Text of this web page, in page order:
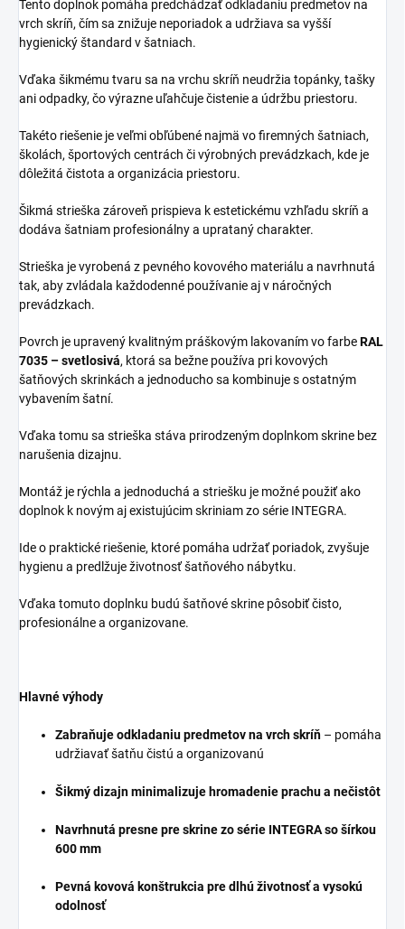
Tento doplnok pomáha predchádzať odkladaniu predmetov na
vrch skríň, čím sa znižuje neporiadok a udržiava sa vyšší
hygienický štandard v šatniach.
Vďaka šikmému tvaru sa na vrchu skríň neudržia topánky, tašky
ani odpadky, čo výrazne uľahčuje čistenie a údržbu priestoru.
Takéto riešenie je veľmi obľúbené najmä vo firemných šatniach,
školách, športových centrách či výrobných prevádzkach, kde je
dôležitá čistota a organizácia priestoru.
Šikmá strieška zároveň prispieva k estetickému vzhľadu skríň a
dodáva šatniam profesionálny a uprataný charakter.
Strieška je vyrobená z pevného kovového materiálu a navrhnutá
tak, aby zvládala každodenné používanie aj v náročných
prevádzkach.
Povrch je upravený kvalitným práškovým lakovaním vo farbeRAL
7035 – svetlosivá, ktorá sa bežne používa pri kovových
šatňových skrinkách a jednoducho sa kombinuje s ostatným
vybavením šatní.
Vďaka tomu sa strieška stáva prirodzeným doplnkom skrine bez
narušenia dizajnu.
Montáž je rýchla a jednoduchá a striešku je možné použiť ako
doplnok k novým aj existujúcim skriniam zo série INTEGRA.
Ide o praktické riešenie, ktoré pomáha udržať poriadok, zvyšuje
hygienu a predlžuje životnosť šatňového nábytku.
Vďaka tomuto doplnku budú šatňové skrine pôsobiť čisto,
profesionálne a organizovane.
Hlavné výhody
Zabraňuje odkladaniu predmetov na vrch skríň – pomáha
udržiavať šatňu čistú a organizovanú
Šikmý dizajn minimalizuje hromadenie prachu a nečistôt
Navrhnutá presne pre skrine zo série INTEGRA so šírkou
600 mm
Pevná kovová konštrukcia pre dlhú životnosť a vysokú
odolnosť